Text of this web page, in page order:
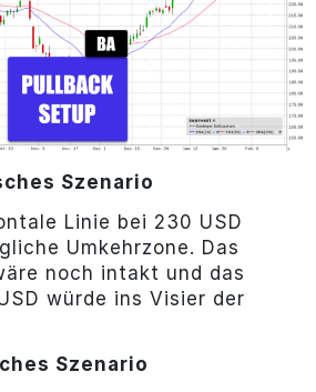
Szenario
Linie bei 230 USD
Umkehrzone. Das
noch intakt und das
würde ins Visier der
Szenario